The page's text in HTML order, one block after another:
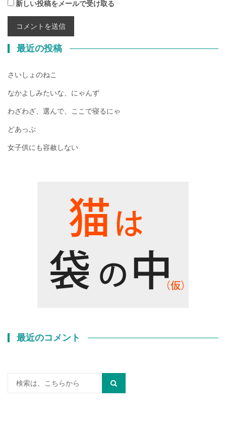
新しい投稿をメールで受け取る
最近の投稿
さいしょのねこ
なかよしみたいな、にゃんず
わざわざ、選んで、ここで寝るにゃ
どあっぷ
女子供にも容赦しない
最近のコメント